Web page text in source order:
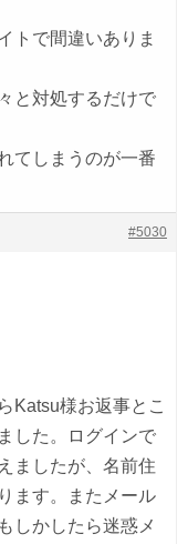
トで間違いありま
と対処するだけで
てしまうのが一番
#5030
Katsu様お返事とこ
した。ログインで
ましたが、名前住
ます。またメール
しかしたら迷惑メ